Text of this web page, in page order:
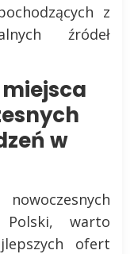
z
źródeł
w
warto
ofert